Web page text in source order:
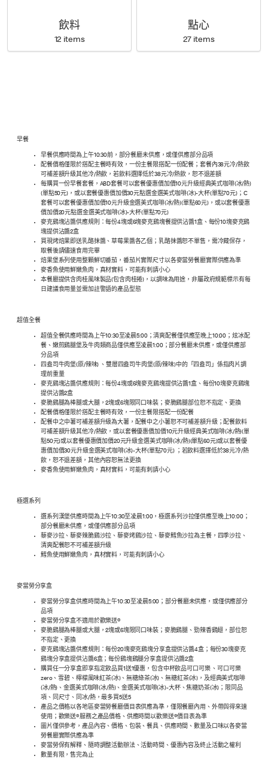
飲料
12 items
點心
27 items
早餐
早餐供應時間為上午10:30前，部分餐廳未供應，或僅供應部分品項
配餐價格僅限於搭配主餐時有效，一份主餐限搭配一份配餐；套餐內38元冷/熱飲
可補差額升級其他冷/熱飲，若飲料選擇低於38元冷/熱飲，恕不退差額
每購買一份早餐套餐，ABD套餐可以套餐優惠價加價10元升級經典美式咖啡(冰/熱)
(單點50元)，或以套餐優惠價加價30元點選金選美式咖啡(冰)-大杯(單點70元)；C
套餐可以套餐優惠價加價10元升級金選美式咖啡(冰/熱)(單點60元)，或以套餐優惠
價加價20元點選金選美式咖啡(冰)-大杯(單點70元)
麥克鷄塊沾醬供應規則：每份4塊或6塊麥克鷄塊餐提供沾醬1盒、每份10塊麥克鷄
塊提供沾醬2盒
買現烤焙果即送乳酪抹醬、草莓果醬各乙個；乳酪抹醬恕不單售，需冷藏保存，
取餐後請儘速食用完畢
焙果堡系列使用整顆鮮切番茄，番茄片實際尺寸以各麥當勞餐廳實際供應為準
麥香魚使用鮮嫩魚肉，真材實料，可能有刺請小心
本餐廳提供含肉桂風味製品(包含肉桂捲)，以調味為用途，非屬政府規範標示有每
日建議食用量並需加註警語的產品型態
超值全餐
超值全餐供應時間為上午10:30至凌晨5:00；清爽配餐僅供應至晚上10:00；炫冰配
餐、嫩煎鷄腿堡及牛肉類商品僅供應至凌晨1:00；部分餐廳未供應，或僅供應部
分品項
四盎司牛肉堡(原/辣味) 、雙層四盎司牛肉堡(原/辣味)中的「四盎司」係指肉片調
理前重量
麥克鷄塊沾醬供應規則：每份4塊或6塊麥克鷄塊提供沾醬1盒、每份10塊麥克鷄塊
提供沾醬2盒
麥脆鷄腿為棒腿或大腿，2塊或6塊限同口味裝；麥脆鷄腿部位恕不指定、更換
配餐價格僅限於搭配主餐時有效，一份主餐限搭配一份配餐
配餐中之中薯可補差額升級為大薯，配餐中之小薯恕不可補差額升級；配餐飲料
可補差額升級其他冷/熱飲，或以套餐優惠價加價10元升級經典美式咖啡(冰/熱)(單
點50元)或以套餐優惠價加價20元升級金選美式咖啡(冰/熱)(單點60元)或以套餐優
惠價加價30元升級金選美式咖啡(冰)-大杯(單點70元) ；若飲料選擇低於38元冷/熱
飲，恕不退差額，其他內容恕無法更換
麥香魚使用鮮嫩魚肉，真材實料，可能有刺請小心
極選系列
選系列漢堡供應時間為上午10:30至凌晨1:00，極選系列沙拉僅供應至晚上10:00；
部分餐廳未供應，或僅供應部分品項
藜麥沙拉、藜麥辣脆鷄沙拉、藜麥烤鷄沙拉、藜麥鱈魚沙拉為主餐，四季沙拉、
清爽配餐恕不可補差額升級
鱈魚使用鮮嫩魚肉，真材實料，可能有刺請小心
麥當勞分享盒
麥當勞分享盒供應時間為上午10:30至凌晨5:00；部分餐廳未供應，或僅供應部分
品項
麥當勞分享盒不適用於歡樂送®
麥脆鷄腿為棒腿或大腿，2塊或6塊限同口味裝；麥脆鷄腿、勁辣香鷄翅，部位恕
不指定、更換
麥克鷄塊沾醬供應規則：每份20塊麥克鷄塊分享盒提供沾醬4盒；每份30塊麥克
鷄塊分享盒提供沾醬6盒；每份鷄塊鷄腿分享盒提供沾醬2盒
購買任一分享盒即享指定飲品買1送1優惠，包含中杯飲品可口可樂 、可口可樂
zero、雪碧、檸檬風味紅茶(冰)、無糖綠茶(冰)、無糖紅茶(冰)，及經典美式咖啡
(冰/熱)、金選美式咖啡(冰/熱)、金選美式咖啡(冰)-大杯、焦糖奶茶(冰)；限同品
項、同尺寸、同冰/熱，最多買5送5
產品之價格以各地區麥當勞餐廳價目表供應為準，僅限餐廳內用、外帶與得來速
使用；歡樂送®服務之產品價格、供應時間以歡樂送®價目表為準
圖片僅供參考，產品內容、價格、包裝、餐具、供應時間、數量及口味以各麥當
勞餐廳實際供應為準
麥當勞保有解釋、隨時調整活動辦法、活動時間、優惠內容及終止活動之權利
數量有限，售完為止